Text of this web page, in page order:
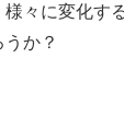
々に変化す
か？